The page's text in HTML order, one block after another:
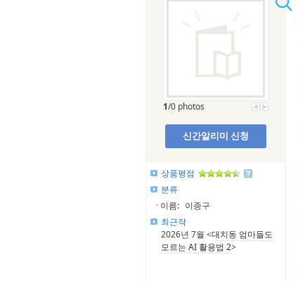
1/0 photos
신간알리미 신청
상품평점
분류
이름: 이종구
최근작
2026년 7월 <대치동 엄마들도
모르는 AI 활용법 2>